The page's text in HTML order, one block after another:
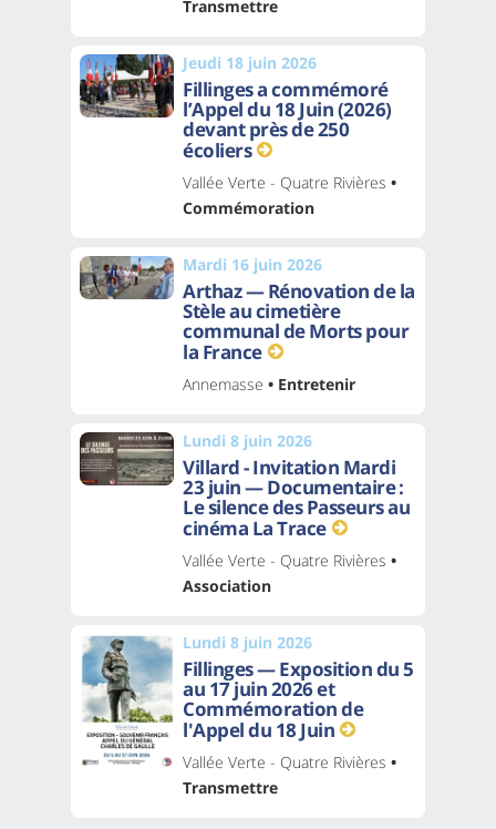
Transmettre
Jeudi 18 juin 2026
Fillinges a commémoré
l’Appel du 18 Juin (2026)
devant près de 250
écoliers
Vallée Verte - Quatre Rivières •
Commémoration
Mardi 16 juin 2026
Arthaz — Rénovation de la
Stèle au cimetière
communal de Morts pour
la France
Annemasse • Entretenir
Lundi 8 juin 2026
Villard - Invitation Mardi
23 juin — Documentaire :
Le silence des Passeurs au
cinéma La Trace
Vallée Verte - Quatre Rivières •
Association
Lundi 8 juin 2026
Fillinges — Exposition du 5
au 17 juin 2026 et
Commémoration de
l'Appel du 18 Juin
Vallée Verte - Quatre Rivières •
Transmettre